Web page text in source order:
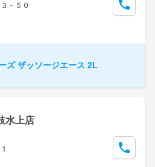
－５０
ズ ザッソージエース 2L
水上店